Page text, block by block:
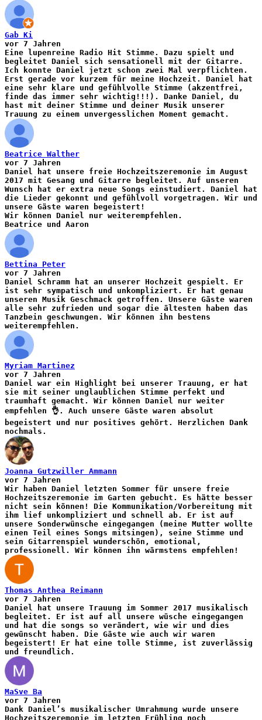
Gab Ki
vor 7 Jahren
Eine lupenreine Radio Hit Stimme. Dazu spielt und
begleitet Daniel sich sensationell mit der Gitarre.
Ich konnte Daniel jetzt schon zwei Mal verpflichten.
Erst gerade vor kurzem für meine Hochzeit. Daniel hat
eine sehr klare und gefühlvolle Stimme (akzentfrei,
finde das immer sehr wichtig!!!). Danke Daniel, du
hast mit deiner Stimme und deiner Musik unserer
Trauung zu einem unvergesslichen Moment gemacht.
Beatrice Walther
vor 7 Jahren
Daniel hat unsere freie Hochzeitszeremonie im August
2017 mit Gesang und Gitarre begleitet. Auf unseren
Wunsch hat er extra neue Songs einstudiert. Daniel hat
die Lieder gekonnt und gefühlvoll vorgetragen. Wir und
unsere Gäste waren begeistert!
Wir können Daniel nur weiterempfehlen.
Beatrice und Aaron
Bettina Peter
vor 7 Jahren
Daniel Schramm hat an unserer Hochzeit gespielt. Er
ist sehr sympatisch und unkompliziert. Er hat genau
unseren Musik Geschmack getroffen. Unsere Gäste waren
alle sehr zufrieden und sogar die ältesten haben das
Tanzbein geschwungen. Wir können ihn bestens
weiterempfehlen.
Myriam Martinez
vor 7 Jahren
Daniel war ein Highlight bei unserer Trauung, er hat
sie mit seiner unglaublichen Stimme perfekt und
traumhaft gemacht. Wir können Daniel nur weiter
empfehlen 👌. Auch unsere Gäste waren absolut
begeistert und nur positives gehört. Herzlichen Dank
nochmals.
Joanna Gutzwiller Ammann
vor 7 Jahren
Wir haben Daniel letzten Sommer für unsere freie
Hochzeitszeremonie im Garten gebucht. Es hätte besser
nicht sein können! Die Kommunikation/Vorbereitung mit
ihm lief unkompliziert und schnell ab. Er ist auf
unsere Sonderwünsche eingegangen (meine Mutter wollte
einen Teil eines Songs mitsingen), seine Stimme und
sein Gitarrenspiel wunderschön, emotional,
professionell. Wir können ihn wärmstens empfehlen!
Thomas Anthea Reimann
vor 7 Jahren
Daniel hat unsere Trauung im Sommer 2017 musikalisch
begleitet. Er ist auf all unsere wüsche eingegangen
und hat die songs so verändert, wie wir und dies
gewünscht haben. Die Gäste wie auch wir waren
begeistert! Er hat eine tolle Stimme, ist zuverlässig
und freundlich.
MaSve Ba
vor 7 Jahren
Dank Daniel’s musikalischer Umrahmung wurde unsere
Hochzeitszeremonie im letzten Frühling noch